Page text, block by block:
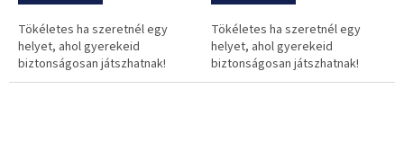
Tökéletes ha szeretnél egy
helyet, ahol gyerekeid
biztonságosan játszhatnak!
Tökéletes ha szeretnél egy
helyet, ahol gyerekeid
biztonságosan játszhatnak!